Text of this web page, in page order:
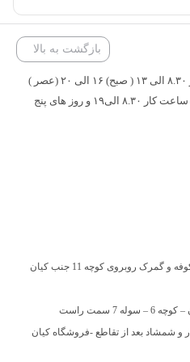
بازگشت به بالا
ساعات کار شعبه مرکزی : ساعت کار ۸.۳۰ الی ۱۳ ( صبح) ۱۶ الی ۲۰ (عصر )
/ ساعات کار شعبه کیان ابزار محراب ساعت کار ۸.۳۰ الی۱۹ و روز های پنج
شعبه مرکزی : شیراز – بین چهار راه شکوفه و گمرک روبروی کوچه 11 جنب کیان
و شمشاد بعد از تقاطع -فروشگاه کیان